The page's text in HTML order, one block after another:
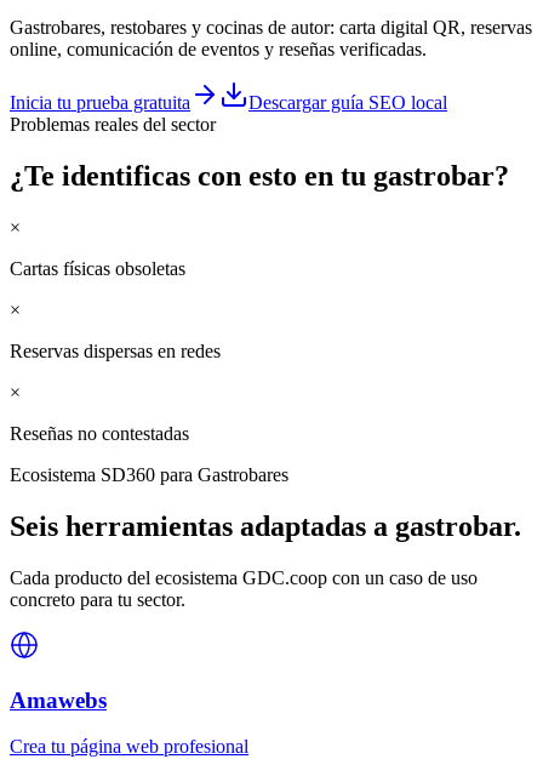
Gastrobares, restobares y cocinas de autor: carta digital QR, reservas
online, comunicación de eventos y reseñas verificadas.
Inicia tu prueba gratuita
Descargar guía SEO local
Problemas reales del sector
¿Te identificas con esto en tu gastrobar?
×
Cartas físicas obsoletas
×
Reservas dispersas en redes
×
Reseñas no contestadas
Ecosistema SD360 para Gastrobares
Seis herramientas adaptadas a gastrobar.
Cada producto del ecosistema GDC.coop con un caso de uso
concreto para tu sector.
Amawebs
Crea tu página web profesional